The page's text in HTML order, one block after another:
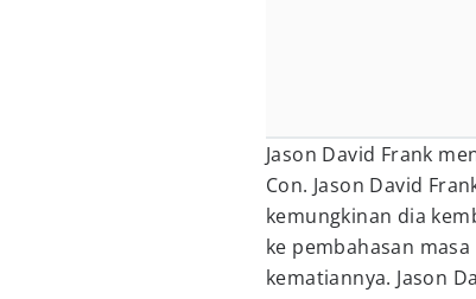
Jason David Frank
Con. Jason David
kemungkinan dia
ke pembahasan
kematiannya. Jason